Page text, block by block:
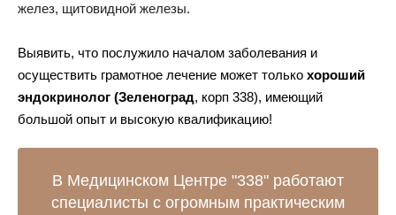
желез, щитовидной железы.
Выявить, что послужило началом заболевания и
осуществить грамотное лечение может только хороший
эндокринолог (Зеленоград, корп 338), имеющий
большой опыт и высокую квалификацию!
В Медицинском Центре "338" работают
специалисты с огромным практическим